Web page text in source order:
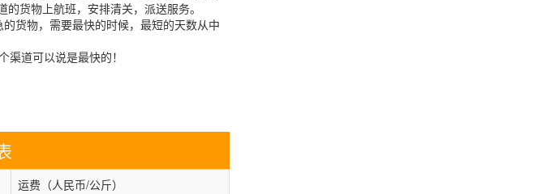
货物上航班，安排清关，派送服务。
货物，需要最快的时候，最短的天数从中
道可以说是最快的！
运费（人民币/公斤）